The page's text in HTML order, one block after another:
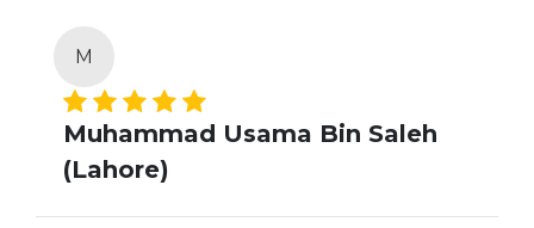
M
Muhammad Usama Bin Saleh
(Lahore)